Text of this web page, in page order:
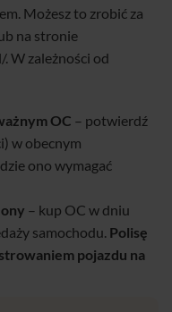
Możesz to zrobić za
na stronie
W zależności od
OC – potwierdź
w obecnym
ono wymagać
– kup OC w dniu
samochodu. Polisę
pojazdu na